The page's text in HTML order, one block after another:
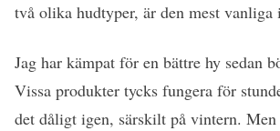
två olika hudtyper, är den mest vanliga
Jag har kämpat för en bättre hy sedan
Vissa produkter tycks fungera för
det dåligt igen, särskilt på vintern. Men